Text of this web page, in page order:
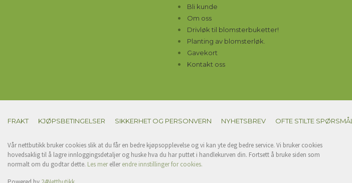
Bli kunde
Om oss
Drivløk til blomsterbuketter!
Planting av blomsterløk.
Gavekort
Kontakt oss
FRAKT KJØPSBETINGELSER SIKKERHET OG PERSONVERN NYHETSBREV OFTE STILTE SPØRSMÅL
Vår nettbutikk bruker cookies slik at du får en bedre kjøpsopplevelse og vi kan yte deg bedre service. Vi bruker cookies
hovedsaklig til å lagre innloggingsdetaljer og huske hva du har puttet i handlekurven din. Fortsett å bruke siden som
normalt om du godtar dette. Les merellerendre innstillinger for cookies.